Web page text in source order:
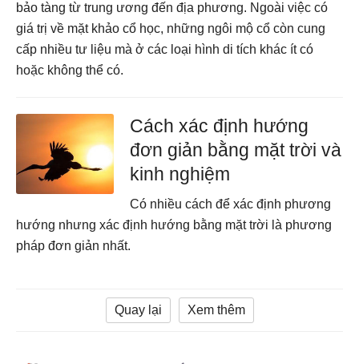
bảo tàng từ trung ương đến địa phương. Ngoài việc có
giá trị về mặt khảo cổ học, những ngôi mộ cổ còn cung
cấp nhiều tư liệu mà ở các loại hình di tích khác ít có
hoặc không thể có.
Cách xác định hướng
đơn giản bằng mặt trời và
kinh nghiệm
Có nhiều cách để xác định phương
hướng nhưng xác định hướng bằng mặt trời là phương
pháp đơn giản nhất.
Quay lại Xem thêm